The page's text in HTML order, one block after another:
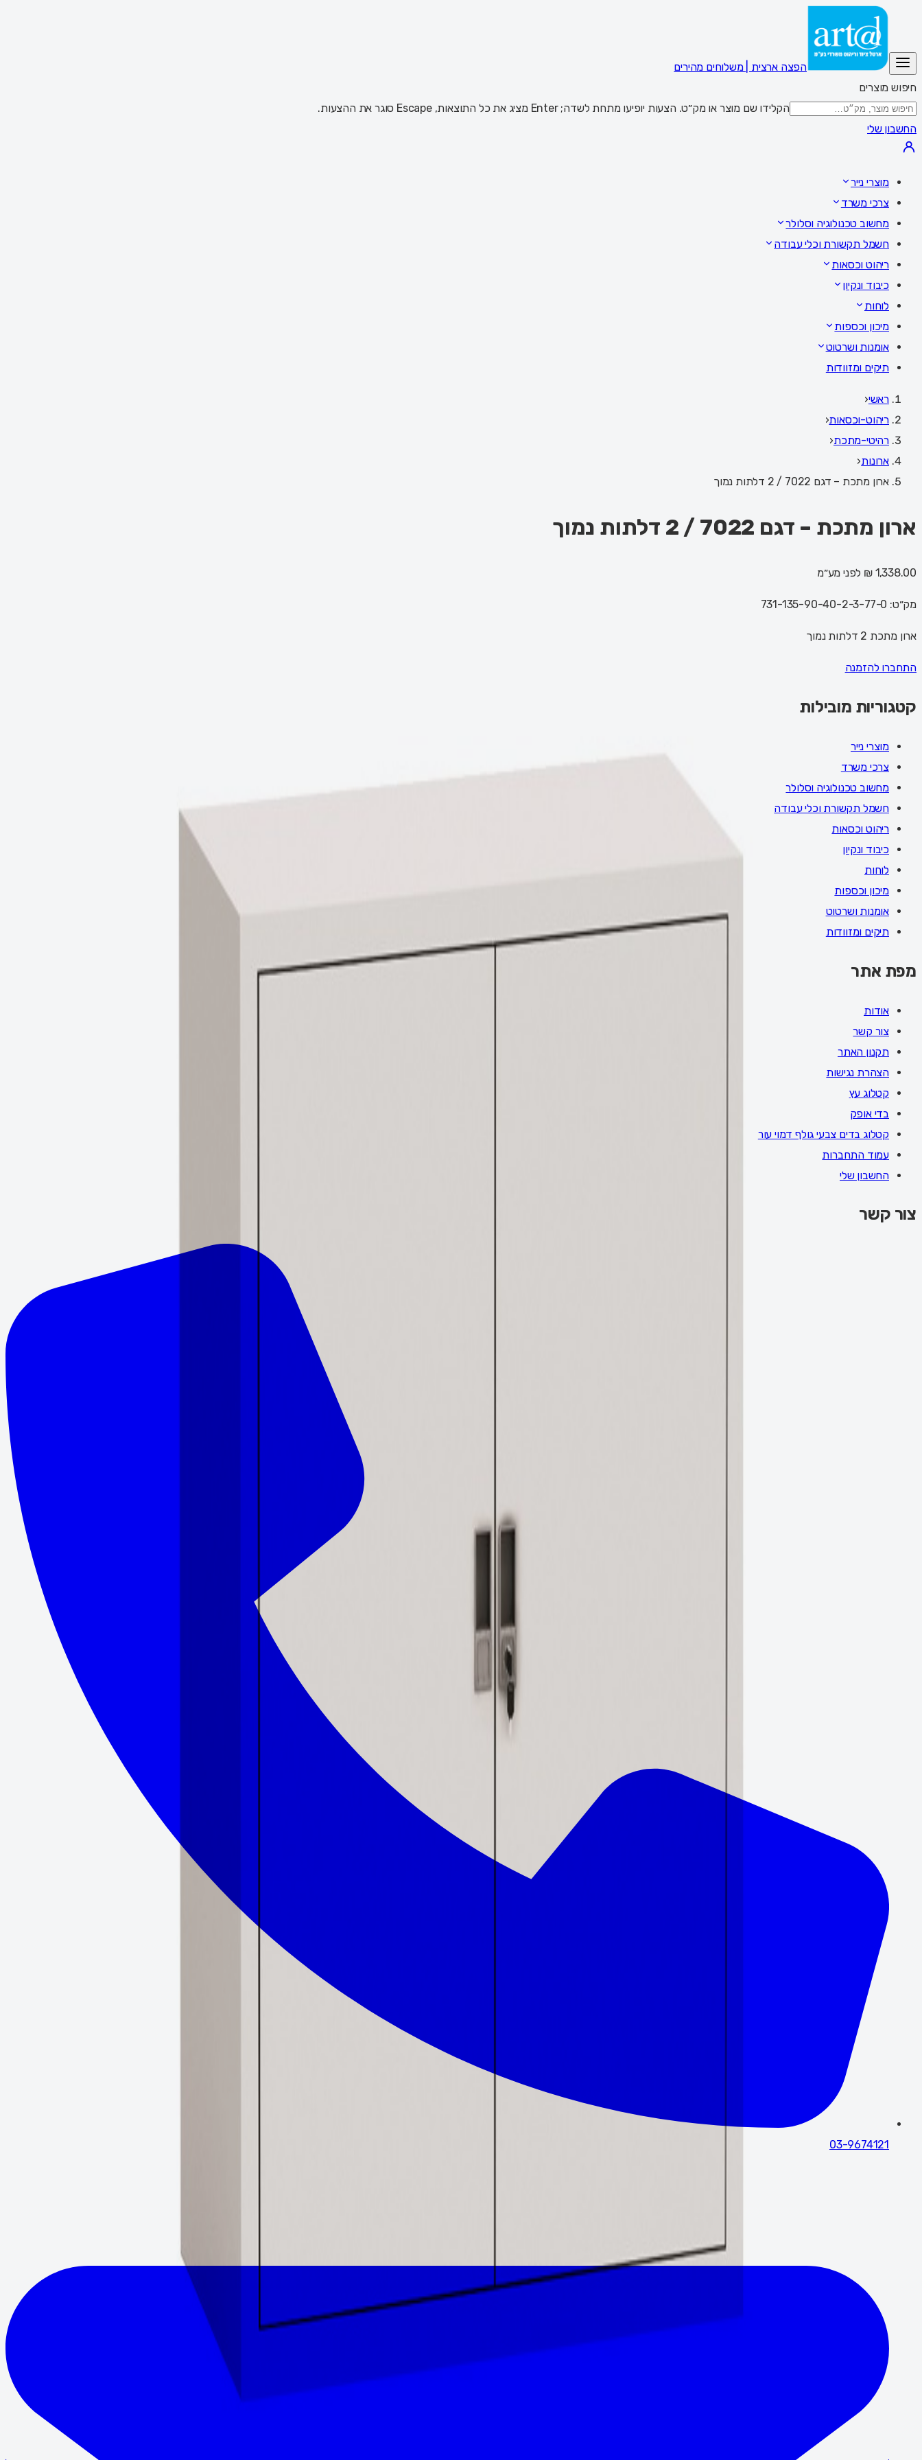
הפצה ארצית | משלוחים מהירים
חיפוש מוצרים
הקלידו שם מוצר או מק״ט. הצעות יופיעו מתחת לשדה; Enter מציג את כל התוצאות, Escape סוגר את ההצעות.
החשבון שלי
מוצרי נייר
צרכי משרד
מחשוב טכנולוגיה וסלולר
חשמל תקשורת וכלי עבודה
ריהוט וכסאות
כיבוד ונקיון
לוחות
מיכון וכספות
אומנות ושרטוט
תיקים ומזוודות
ראשי‹
ריהוט-וכסאות‹
רהיטי-מתכת‹
ארונות‹
ארון מתכת – דגם 7022 / 2 דלתות נמוך
ארון מתכת – דגם 7022 / 2 דלתות נמוך
1,338.00 ₪ לפני מע״מ
מק״ט: 731-135-90-40-2-3-77-0
ארון מתכת 2 דלתות נמוך
התחברו להזמנה
קטגוריות מובילות
מוצרי נייר
צרכי משרד
מחשוב טכנולוגיה וסלולר
חשמל תקשורת וכלי עבודה
ריהוט וכסאות
כיבוד ונקיון
לוחות
מיכון וכספות
אומנות ושרטוט
תיקים ומזוודות
מפת אתר
אודות
צור קשר
תקנון האתר
הצהרת נגישות
קטלוג עץ
בדי אופק
קטלוג בדים צבעי גולף דמוי עור
עמוד התחברות
החשבון שלי
צור קשר
03-9674121